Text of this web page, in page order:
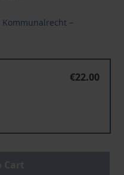
Kommunalrecht –
€22.00